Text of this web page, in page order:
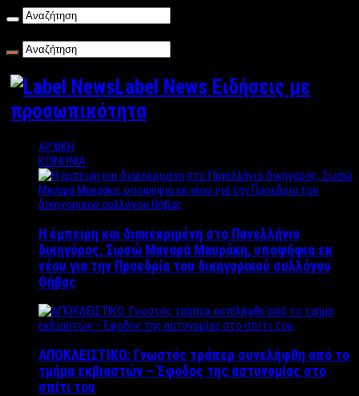
Label News Ειδήσεις με
προσωπικότητα
ΑΡΧΙΚΗ
ΚΟΙΝΩΝΙΑ
Η έμπειρη και διακεκριμένη στο Πανελλήνιο
δικηγόρος, Σωσώ Μαναρά Μαυράκη, υποψήφια εκ
νέου για την Προεδρία του δικηγορικού συλλόγου
Θήβας
ΑΠΟΚΛΕΙΣΤΙΚΟ: Γνωστός τράπερ συνελήφθη από το
τμήμα εκβιαστών – Έφοδος της αστυνομίας στο
σπίτι του